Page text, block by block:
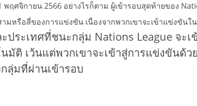
พฤศจิกายน 2566 อย่างไรก็ตาม ผู้เข้ารอบสุดท้ายของ
มหรือสี่ของการแข่งขัน เนื่องจากพวกเขาจะเข้าแข่งขัน
ประเทศที่ชนะกลุ่ม Nations League จะเ
มัติ เว้นแต่พวกเขาจะเข้าสู่การแข่งขันด้
ลุ่มที่ผ่านเข้ารอบ